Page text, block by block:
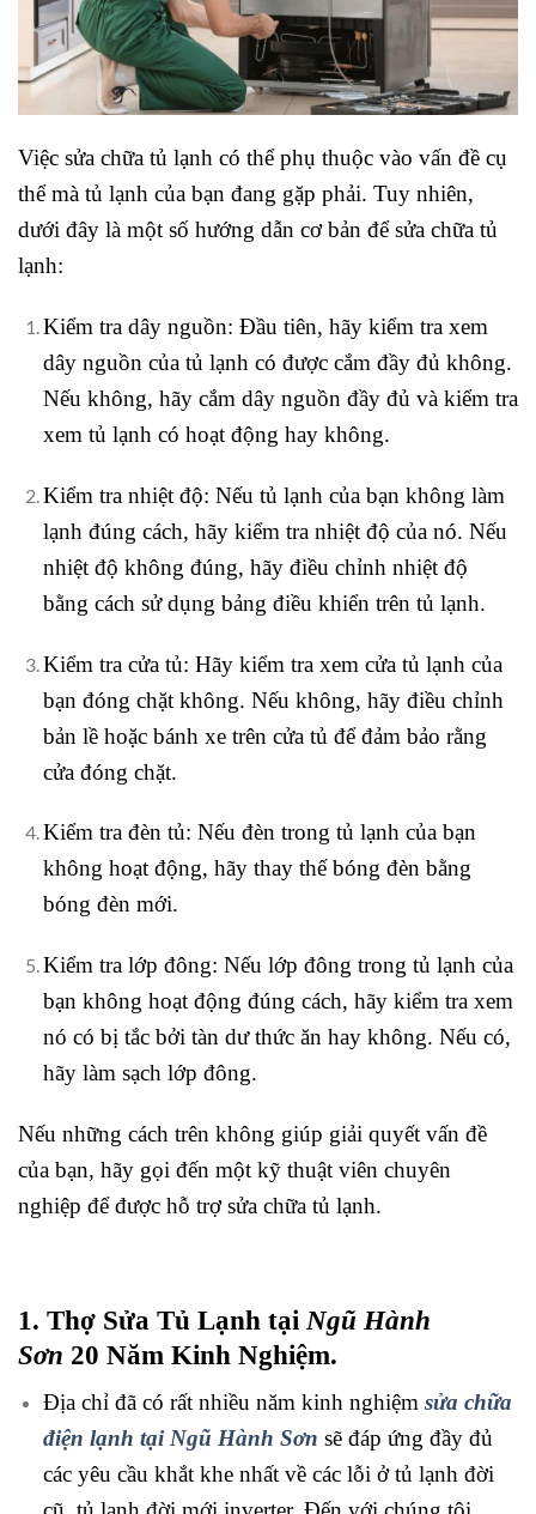
Việc sửa chữa tủ lạnh có thể phụ thuộc vào vấn đề cụ
thể mà tủ lạnh của bạn đang gặp phải. Tuy nhiên,
dưới đây là một số hướng dẫn cơ bản để sửa chữa tủ
lạnh:
Kiểm tra dây nguồn: Đầu tiên, hãy kiểm tra xem
dây nguồn của tủ lạnh có được cắm đầy đủ không.
Nếu không, hãy cắm dây nguồn đầy đủ và kiểm tra
xem tủ lạnh có hoạt động hay không.
Kiểm tra nhiệt độ: Nếu tủ lạnh của bạn không làm
lạnh đúng cách, hãy kiểm tra nhiệt độ của nó. Nếu
nhiệt độ không đúng, hãy điều chỉnh nhiệt độ
bằng cách sử dụng bảng điều khiển trên tủ lạnh.
Kiểm tra cửa tủ: Hãy kiểm tra xem cửa tủ lạnh của
bạn đóng chặt không. Nếu không, hãy điều chỉnh
bản lề hoặc bánh xe trên cửa tủ để đảm bảo rằng
cửa đóng chặt.
Kiểm tra đèn tủ: Nếu đèn trong tủ lạnh của bạn
không hoạt động, hãy thay thế bóng đèn bằng
bóng đèn mới.
Kiểm tra lớp đông: Nếu lớp đông trong tủ lạnh của
bạn không hoạt động đúng cách, hãy kiểm tra xem
nó có bị tắc bởi tàn dư thức ăn hay không. Nếu có,
hãy làm sạch lớp đông.
Nếu những cách trên không giúp giải quyết vấn đề
của bạn, hãy gọi đến một kỹ thuật viên chuyên
nghiệp để được hỗ trợ sửa chữa tủ lạnh.
1. Thợ Sửa Tủ Lạnh tạiNgũ Hành
Sơn 20 Năm Kinh Nghiệm.
Địa chỉ đã có rất nhiều năm kinh nghiệm sửa chữa
điện lạnh tại Ngũ Hành Sơn sẽ đáp ứng đầy đủ
các yêu cầu khắt khe nhất về các lỗi ở tủ lạnh đời